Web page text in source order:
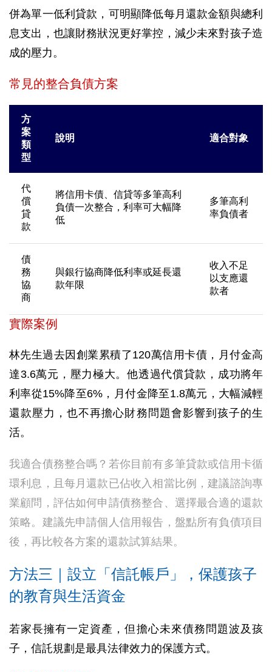
併為單一低利貸款，可明顯降低每月還款金額與總利
息支出，也讓財務狀況更好掌控，減少未來對孩子造
成的壓力。
常見的整合負債方案
方
案
類
型
說明 適合對象
代
償
貸
款
將信用卡債、信貸等多筆高利
負債一次整合，利率可大幅降
低
多筆高利
率負債者
債
務
協
商
與銀行協商降低利率或延長還
款年限
收入不足
以支應還
款者
實際案例
林先生過去因創業累積了120萬信用卡債，月付金高
達3.6萬元，壓力極大。他透過代償貸款，成功將年
利率從15%降至6%，月付金降至1.8萬元，大幅減輕
還款壓力，也不再擔心財務問題會影響到孩子的生
活。
我適合債務整合嗎？若你目前有多筆貸款或信用卡循
環利息，且每月還款已佔收入相當比例，建議諮詢專
業顧問，評估如何申請債務整合、選擇最合適的還款
策略。建議先申請個人信用報告，盤點所有負債項目
後，再比較各方案的還款試算結果。
方法三｜設立「信託帳戶」，保護孩子
的教育與生活資金
若家長擁有一定資產，但擔心未來債務問題波及孩
子，信託規劃是最具法律效力的保護方式。